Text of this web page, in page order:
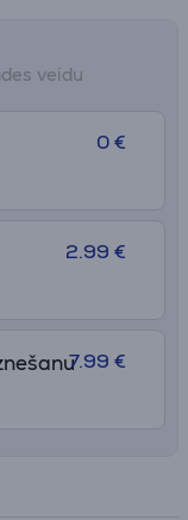
veidu
0 €
2.99 €
7.99 €